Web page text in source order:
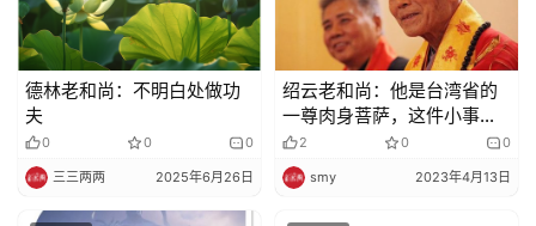
德林老和尚：不明白处做功
夫
0 0 0
三三两两 2025年6月26日
绍云老和尚：他是台湾省的
一尊肉身菩萨，这件小事，
给他增加了大福德
2 0 0
smy 2023年4月13日